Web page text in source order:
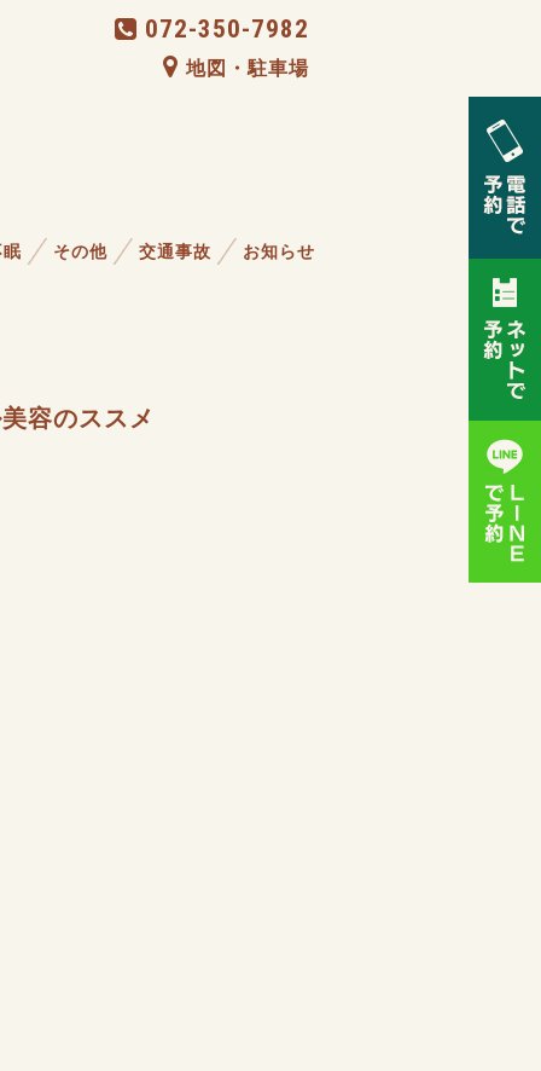
072-350-7982
地図・駐車場
その他 交通事故 お知らせ
容のススメ